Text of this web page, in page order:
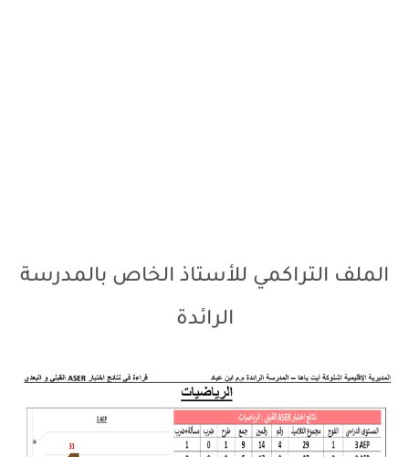
الملف التراكمي للأستاذ الخاص بالمدرسة
الرائدة